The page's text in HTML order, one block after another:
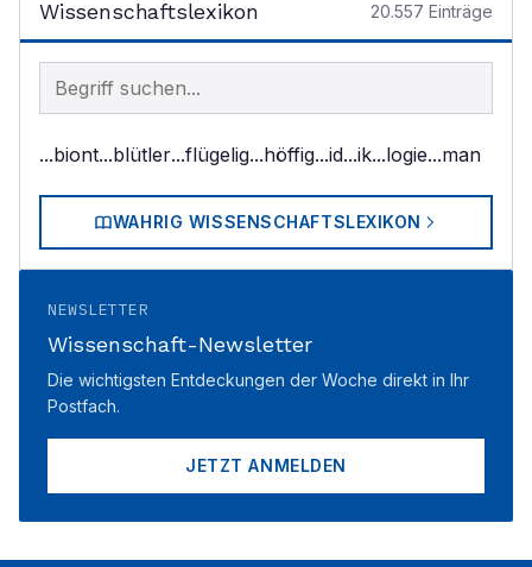
Wissenschaftslexikon 20.557 Einträge
Begriff im Lexikon suchen
...biont...blütler...flügelig...höffig...id...ik...logie...man
WAHRIG WISSENSCHAFTSLEXIKON
NEWSLETTER
Wissenschaft-Newsletter
Die wichtigsten Entdeckungen der Woche direkt in Ihr
Postfach.
JETZT ANMELDEN